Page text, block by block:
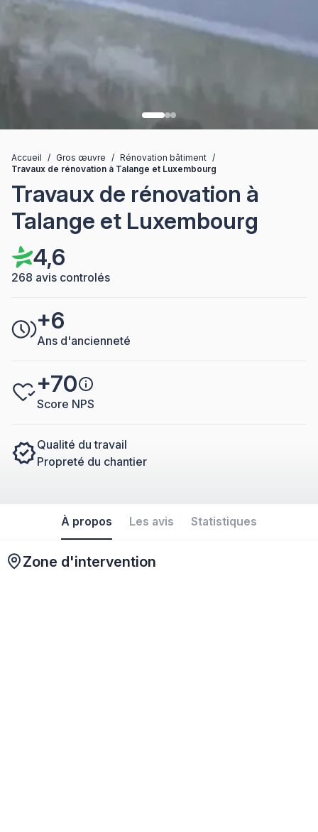
Accueil / Gros œuvre / Rénovation bâtiment /
Travaux de rénovation à Talange et Luxembourg
Travaux de rénovation à
Talange et Luxembourg
4,6
268 avis controlés
+6
Ans d'ancienneté
+70
Score NPS
Qualité du travail
Propreté du chantier
À propos Les avis Statistiques
Zone d'intervention